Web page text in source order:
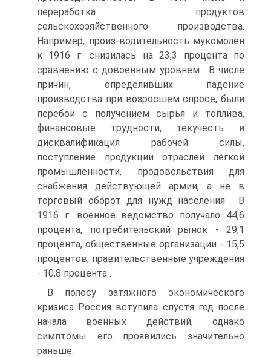
переработка продуктов
сельскохозяйственного производства.
Например, произ-водительность мукомолен
к 1916 г. снизилась на 23,3 процента по
сравнению с довоенным уровнем . В числе
причин, определивших падение
производства при возросшем спросе, были
перебои с получением сырья и топлива,
финансовые трудности, текучесть и
дисквалификация рабочей силы,
поступление продукции отраслей легкой
промышленности, продовольствия для
снабжения действующей армии, а не в
торговый оборот для нужд населения . В
1916 г. военное ведомство получало 44,6
процента, потребительский рынок - 29,1
процента, общественные организации - 15,5
процентов, правительственные учреждения
- 10,8 процента .
В полосу затяжного экономического
кризиса Россия вступила спустя год после
начала военных действий, однако
симптомы его проявились значительно
раньше.